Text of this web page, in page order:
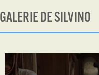
GALERIE DE SILVINO